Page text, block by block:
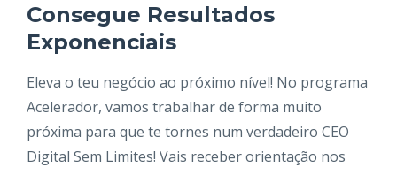
Consegue Resultados
Exponenciais
Eleva o teu negócio ao próximo nível! No programa
Acelerador, vamos trabalhar de forma muito
próxima para que te tornes num verdadeiro CEO
Digital Sem Limites! Vais receber orientação nos